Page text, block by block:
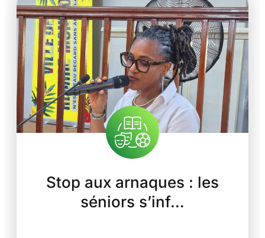
Stop aux arnaques : les
séniors s’inf…